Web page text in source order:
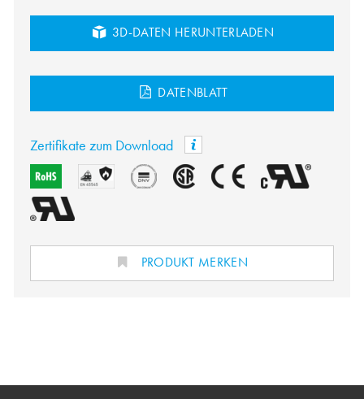
3D-DATEN HERUNTERLADEN
DATENBLATT
Zertifikate zum Download
PRODUKT MERKEN